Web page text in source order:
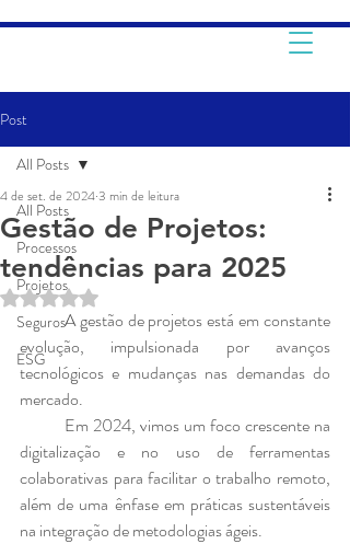
Post
All Posts
Processos
Projetos
Seguros
ESG
All Posts
Gestão de Projetos:
tendências para 2025
4 de set. de 20243 min de leitura
Avaliado com NaN de 5 estrelas.
	A gestão de projetos está em constante
evolução, impulsionada por avanços
tecnológicos e mudanças nas demandas do
mercado.
digitalização e no uso de ferramentas
colaborativas para facilitar o trabalho remoto,
além de uma ênfase em práticas sustentáveis
na integração de metodologias ágeis.